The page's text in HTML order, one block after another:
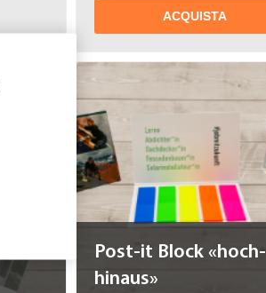
ACQUISTA
Post-it Block «hoch-
hinaus»